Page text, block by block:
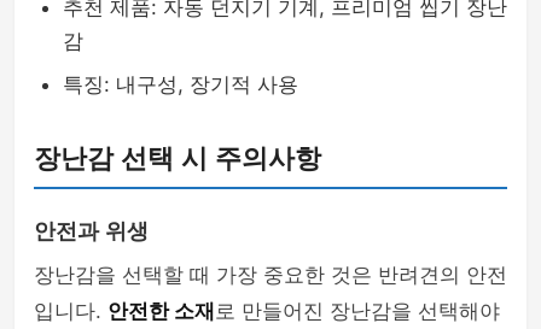
추천 제품: 자동 던지기 기계, 프리미엄 씹기 장난
감
특징: 내구성, 장기적 사용
장난감 선택 시 주의사항
안전과 위생
장난감을 선택할 때 가장 중요한 것은 반려견의 안전
입니다. 안전한 소재 로 만들어진 장난감을 선택해야